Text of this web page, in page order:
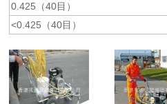
0.425（40目）
<0.425（40目）